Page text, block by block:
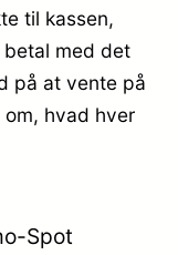
til kassen,
betal med det
på at vente på
hvad hver
Spot